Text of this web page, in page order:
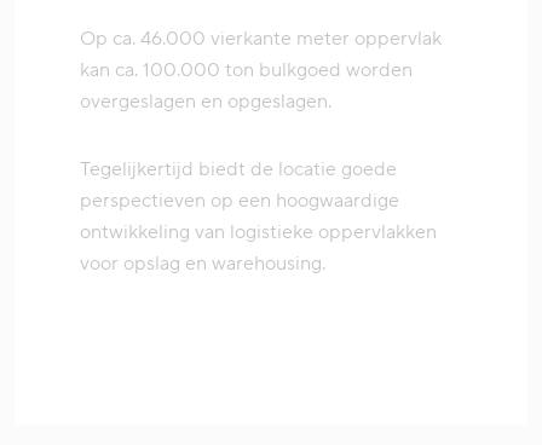
Op ca. 46.000 vierkante meter oppervlak
kan ca. 100.000 ton bulkgoed worden
overgeslagen en opgeslagen.
Tegelijkertijd biedt de locatie goede
perspectieven op een hoogwaardige
ontwikkeling van logistieke oppervlakken
voor opslag en warehousing.